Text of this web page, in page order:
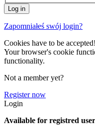
Zapomniałeś swój login?
Cookies have to be accepted!
Your browser's cookie
functionality.
Not a member yet?
Register now
Login
Available for registred